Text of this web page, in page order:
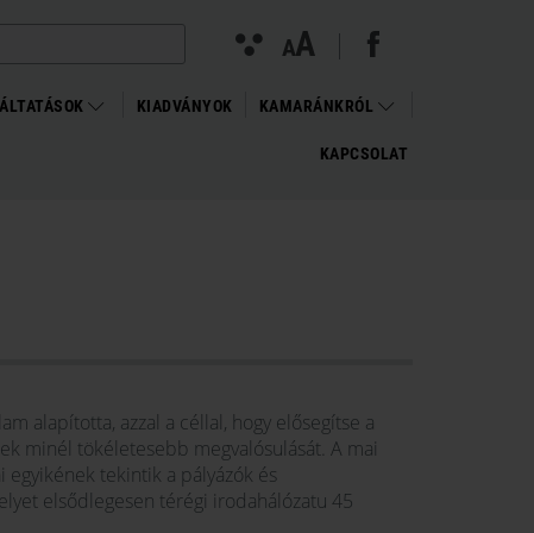
Kontraszt
nézet
Betűméret
változtatása
AA facebook megnyitása (új ablakban)
KIADVÁNYOK KAMARÁNKRÓL
KAPCSOLAT
alapította, azzal a céllal, hogy elősegítse a
minél tökéletesebb megvalósulását. A mai
tekintik a pályázók és
elsődlegesen térégi irodahálózatu 45